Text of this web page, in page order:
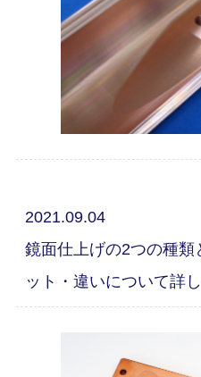
2021.09.04
鏡面仕上げの2つの種
ット・違いについて詳